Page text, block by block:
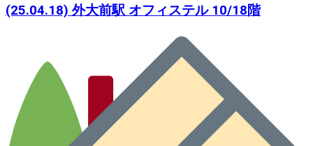
(25.04.18) 外大前駅 オフィステル 10/18階